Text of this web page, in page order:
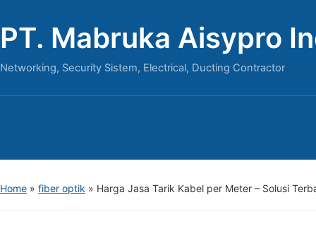
PT. Mabruka Aisypro
Networking, Security Sistem, Electrical, Ducting Contractor
Home » fiber optik » Harga Jasa Tarik Kabel per Meter – Solusi